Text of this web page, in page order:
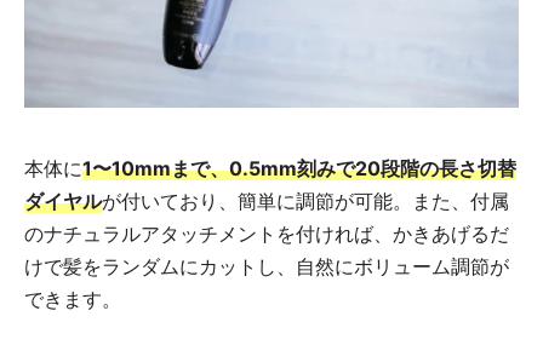
本体に1〜10mmまで、0.5mm刻みで20段階の長さ切替
ダイヤルが付いており、簡単に調節が可能。また、付属
のナチュラルアタッチメントを付ければ、かきあげるだ
けで髪をランダムにカットし、自然にボリューム調節が
できます。